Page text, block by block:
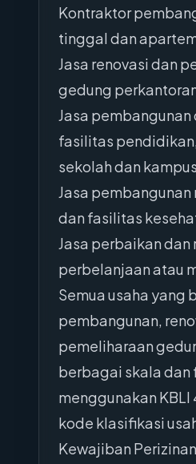
Kontraktor
tinggal dan
Jasa renovasi dan
gedung
Jasa
fasilitas
sekolah dan kampus
Jasa pembangunan
dan fasilitas
Jasa perbaikan dan
perbelanjaan atau
Semua usaha yang
pembangunan,
pemeliharaan
berbagai skala dan
menggunakan
kode klasifikasi
Kewajiban